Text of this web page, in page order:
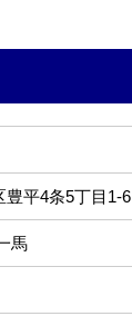
豊平4条5丁目1-6
馬